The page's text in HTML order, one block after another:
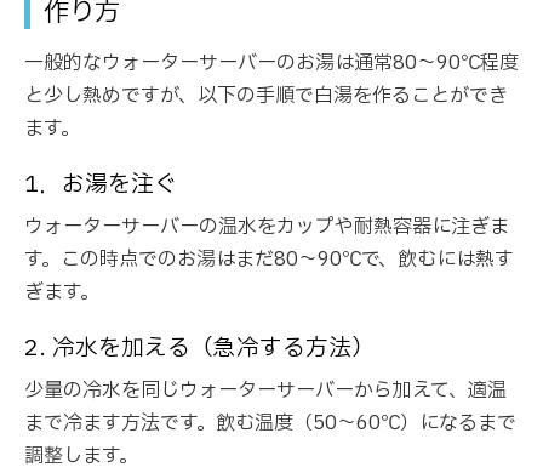
作り方
一般的なウォーターサーバーのお湯は通常80～90℃程度
と少し熱めですが、以下の手順で白湯を作ることができ
ます。
1．お湯を注ぐ
ウォーターサーバーの温水をカップや耐熱容器に注ぎま
す。この時点でのお湯はまだ80～90℃で、飲むには熱す
ぎます。
2. 冷水を加える（急冷する方法）
少量の冷水を同じウォーターサーバーから加えて、適温
まで冷ます方法です。飲む温度（50～60℃）になるまで
調整します。